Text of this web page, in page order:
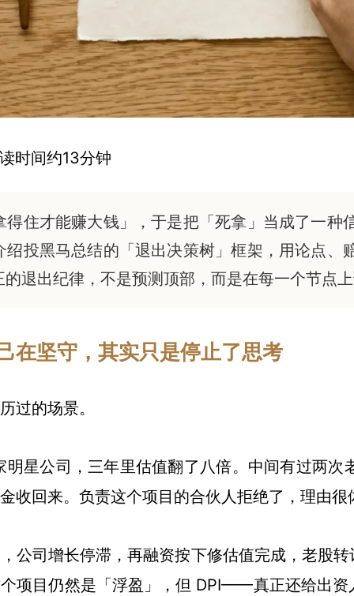
时间约13分钟
得住才能赚大钱」，于是把「死拿」当成了一
投黑马总结的「退出决策树」框架，用论点
退出纪律，不是预测顶部，而是在每一个节点上
在坚守，其实只是停止了思考
过的场景。
星公司，三年里估值翻了八倍。中间有过两
收回来。负责这个项目的合伙人拒绝了，理由
公司增长停滞，再融资按下修估值完成，老股
项目仍然是「浮盈」，但 DPI——真正还给出